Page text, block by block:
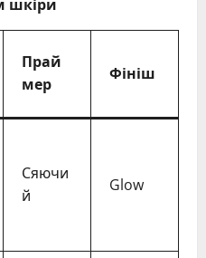
шкіри
Прай
мер
Фініш
Сяючи
й
Glow